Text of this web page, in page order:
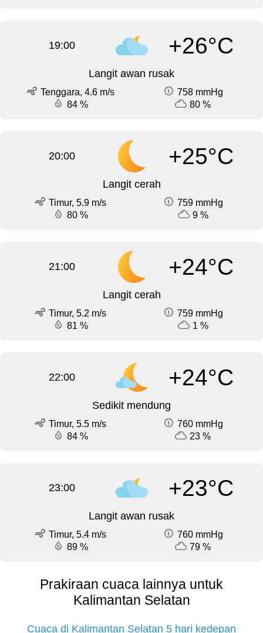
19:00 +26°C
Langit awan rusak
Tenggara, 4.6 m/s
758 mmHg
84 %
80 %
20:00 +25°C
Langit cerah
Timur, 5.9 m/s
759 mmHg
80 %
9 %
21:00 +24°C
Langit cerah
Timur, 5.2 m/s
759 mmHg
81 %
1 %
22:00 +24°C
Sedikit mendung
Timur, 5.5 m/s
760 mmHg
84 %
23 %
23:00 +23°C
Langit awan rusak
Timur, 5.4 m/s
760 mmHg
89 %
79 %
Prakiraan cuaca lainnya untuk
Kalimantan Selatan
Cuaca di Kalimantan Selatan 5 hari kedepan